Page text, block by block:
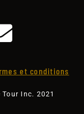
et conditions
Inc. 2021